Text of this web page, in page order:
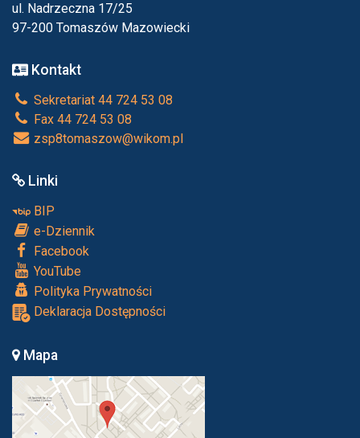
ul. Nadrzeczna 17/25
97-200 Tomaszów Mazowiecki
Kontakt
Sekretariat 44 724 53 08
Fax 44 724 53 08
zsp8tomaszow@wikom.pl
Linki
BIP
e-Dziennik
Facebook
YouTube
Polityka Prywatności
Deklaracja Dostępności
Mapa